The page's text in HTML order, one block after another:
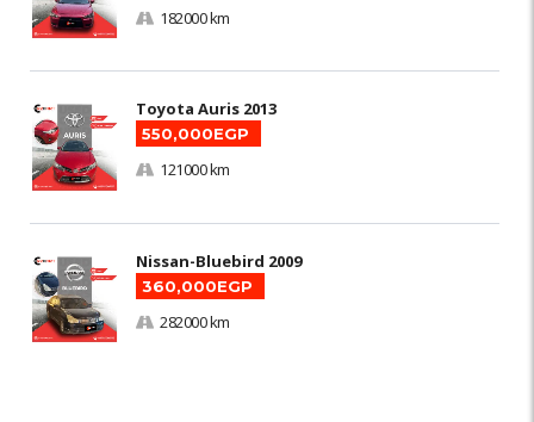
182000 km
Toyota Auris 2013
550,000EGP
121000 km
Nissan-Bluebird 2009
360,000EGP
282000 km